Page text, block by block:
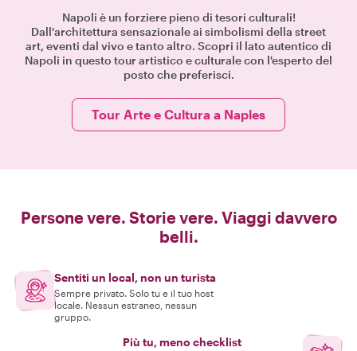
Napoli è un forziere pieno di tesori culturali!
Dall'architettura sensazionale ai simbolismi della street
art, eventi dal vivo e tanto altro. Scopri il lato autentico di
Napoli in questo tour artistico e culturale con l'esperto del
posto che preferisci.
Tour Arte e Cultura a Naples
Persone vere. Storie vere. Viaggi davvero
belli.
Sentiti un local, non un turista
Sempre privato. Solo tu e il tuo host
locale. Nessun estraneo, nessun
gruppo.
Più tu, meno checklist